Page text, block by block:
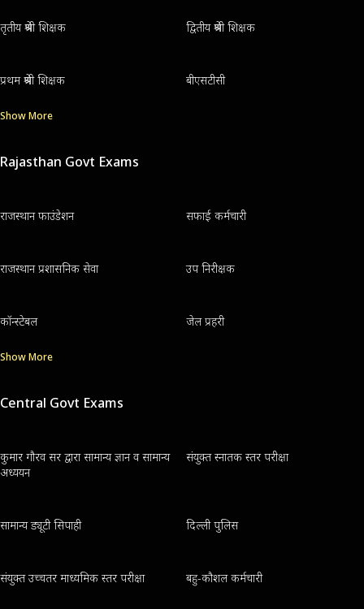
तृतीय श्रेणी शिक्षक द्वितीय श्रेणी शिक्षक
प्रथम श्रेणी शिक्षक बीएसटीसी
Show More
Rajasthan Govt Exams
राजस्थान फाउंडेशन सफाई कर्मचारी
राजस्थान प्रशासनिक सेवा उप निरीक्षक
कॉन्स्टेबल जेल प्रहरी
Show More
Central Govt Exams
कुमार गौरव सर द्वारा सामान्य ज्ञान व सामान्य
अध्ययन
संयुक्त स्नातक स्तर परीक्षा
सामान्य ड्यूटी सिपाही दिल्ली पुलिस
संयुक्त उच्चतर माध्यमिक स्तर परीक्षा बहु-कौशल कर्मचारी